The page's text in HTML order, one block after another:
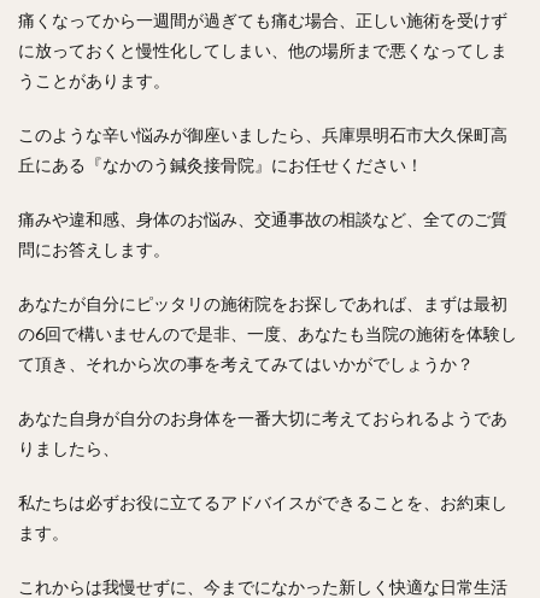
痛くなってから一週間が過ぎても痛む場合、正しい施術を受けず
に放っておくと慢性化してしまい、他の場所まで悪くなってしま
うことがあります。
このような辛い悩みが御座いましたら、兵庫県明石市大久保町高
丘にある『なかのう鍼灸接骨院』にお任せください！
痛みや違和感、身体のお悩み、交通事故の相談など、全てのご質
問にお答えします。
あなたが自分にピッタリの施術院をお探しであれば、まずは最初
の6回で構いませんので是非、一度、あなたも当院の施術を体験し
て頂き、それから次の事を考えてみてはいかがでしょうか？
あなた自身が自分のお身体を一番大切に考えておられるようであ
りましたら、
私たちは必ずお役に立てるアドバイスができることを、お約束し
ます。
これからは我慢せずに、今までになかった新しく快適な日常生活